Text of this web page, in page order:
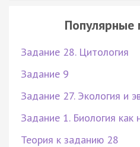
Популярные
Задание 28. Цитология
Задание 9
Задание 27. Экология и
Задание 1. Биология как
Теория к заданию 28